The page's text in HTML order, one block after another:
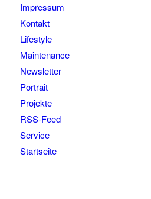
Impressum
Kontakt
Lifestyle
Maintenance
Newsletter
Portrait
Projekte
RSS-Feed
Service
Startseite